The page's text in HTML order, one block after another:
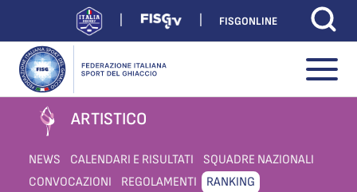
FISGONLINE
ARTISTICO
NEWS CALENDARI E RISULTATI
SQUADRE NAZIONALI
CONVOCAZIONI
REGOLAMENTI RANKING